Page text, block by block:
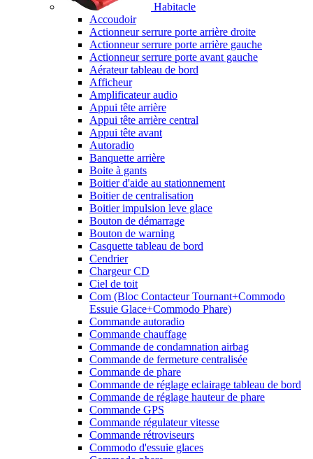
Habitacle
Accoudoir
Actionneur serrure porte arrière droite
Actionneur serrure porte arrière gauche
Actionneur serrure porte avant gauche
Aérateur tableau de bord
Afficheur
Amplificateur audio
Appui tête arrière
Appui tête arrière central
Appui tête avant
Autoradio
Banquette arrière
Boite à gants
Boitier d'aide au stationnement
Boitier de centralisation
Boitier impulsion leve glace
Bouton de démarrage
Bouton de warning
Casquette tableau de bord
Cendrier
Chargeur CD
Ciel de toit
Com (Bloc Contacteur Tournant+Commodo
Essuie Glace+Commodo Phare)
Commande autoradio
Commande chauffage
Commande de condamnation airbag
Commande de fermeture centralisée
Commande de phare
Commande de réglage eclairage tableau de bord
Commande de réglage hauteur de phare
Commande GPS
Commande régulateur vitesse
Commande rétroviseurs
Commodo d'essuie glaces